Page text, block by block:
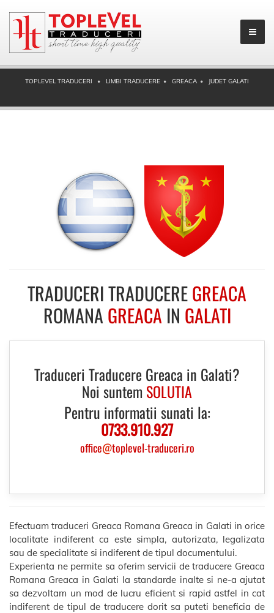
TOPLEVEL TRADUCERI LIMBI TRADUCERE GREACA JUDET GALATI
TRADUCERI TRADUCEREGREACA
ROMANA GREACA IN GALATI
Traduceri Traducere Greaca in Galati?
Noi suntem SOLUTIA
Pentru informatii sunati la:
0733.910.927
office@toplevel-traduceri.ro
Efectuam traduceri Greaca Romana Greaca in Galati in orice
localitate indiferent ca este simpla, autorizata, legalizata
sau de specialitate si indiferent de tipul documentului.
Experienta ne permite sa oferim servicii de traducere Greaca
Romana Greaca in Galati la standarde inalte si ne-a ajutat
sa dezvoltam un mod de lucru eficient si rapid astfel in cat
indiferent de tipul de traducere dorit sa puteti beneficia de